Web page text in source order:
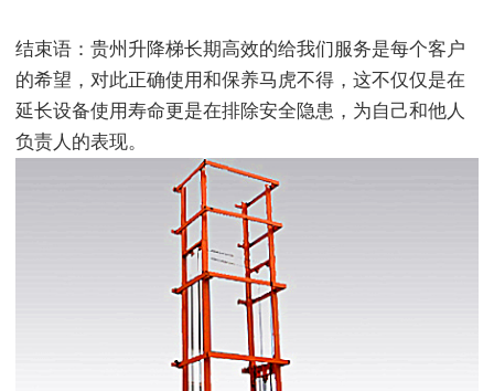
结束语：贵州升降梯长期高效的给我们服务是每个客户
的希望，对此正确使用和保养马虎不得，这不仅仅是在
延长设备使用寿命更是在排除安全隐患，为自己和他人
负责人的表现。